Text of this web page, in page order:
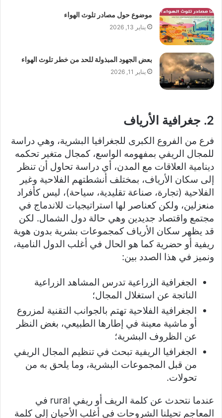
موضوع حول مصادر تلوث الهواء
يناير 13, 2026
بعض الجهود المبذولة للحد من خطر تلوث الهواء
يناير 11, 2026
2. جغرافية الأرياف
فرع من الفروع الكبرى للجغرافيا البشرية، وهي دراسة
للمجال الريفي بمفهومه الواسع، كمجال متغير تحكمه
دينامية العلاقات مع المدن، أي دراسة تحاول أن تنظر
إلى سكان الأرياف، بمختلف أنشطتهم الفلاحية وغير
الفلاحية (تجارة، صناعة تقليدية، سياحة)، ليس كأفراد
منعزلين، ولكن كعناصر لها استراتيجيات للاندماج في
مجتمع واقتصاد جديدين وهي حالة دول الشمال. لكن
قد يظهر سكان الأرياف كمجموعات بشرية بدون هوية
ريفية أو حضرية كما هو الحال في أغلب الدول النامية،
ونميز في هذا الصدد بين:
الجغرافية الزراعية تدرس المشاهد الزراعية
الناتجة عن استغلال المجال؛
الجغرافية الفلاحية تهتم بالجوانب التقنية لمزروع
أو ماشية معينة في إطارها الطبيعي، بغض النظر
عن الظروف البشرية؛
الجغرافيا الريفية تبحث في تنظيم المجال الريفي
من قبل المجموعات البشرية، وما يلحق به من
تحولات.
عندما نتحدث عن كلمة الريف أو ريفي rural في
المعاجم تحيلنا الشروحات في أغلب الأحيان إلى كلمة